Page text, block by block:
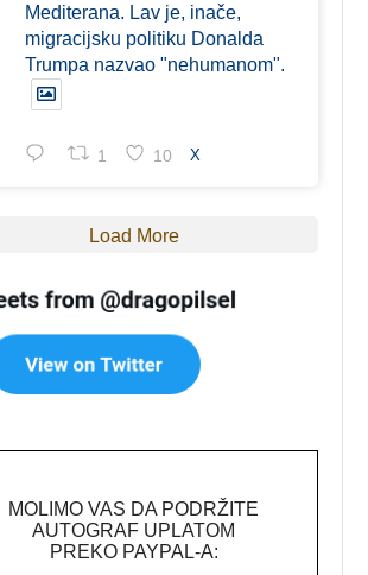
Mediterana. Lav je, inače,
migracijsku politiku Donalda
Trumpa nazvao "nehumanom".
1 10 X
Load More
MOLIMO VAS DA PODRŽITE
AUTOGRAF UPLATOM
PREKO PAYPAL-A: